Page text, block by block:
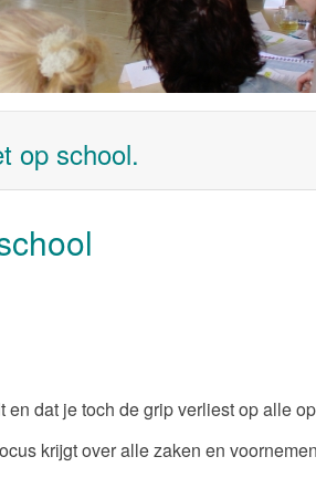
op school.
dat je toch de grip verliest op alle
krijgt over alle zaken en